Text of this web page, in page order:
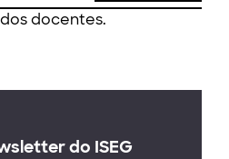
docentes.
do ISEG